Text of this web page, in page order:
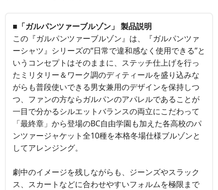
■「ガルパンツァーブルゾン」 製品説明
この『ガルパンツァーブルゾン』は、『ガルパンツァ
ーシャツ』シリーズの“日常で違和感なく使用できる”と
いうコンセプトはそのままに、ステッチ仕上げを行っ
たミリタリー＆ワーク調のディティールを盛り込みな
がらも普段使いできる男女兼用のデザインを保持しつ
つ、ファンの方ならガルパンのアパレルであることが
一目で分かるシルエットバランスの両立にこだわって
「最終章」から登場のBC自由学園も加えた各高校のパ
ンツァージャケット全10種を本格冬場仕様ブルゾンと
してアレンジング。
劇中のイメージを残しながらも、ジーンズやスラック
ス、スカートなどに合わせやすいフォルムを極限まで